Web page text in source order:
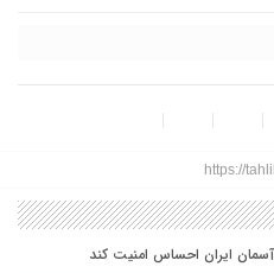
https://
ایران احساس امنیت کند